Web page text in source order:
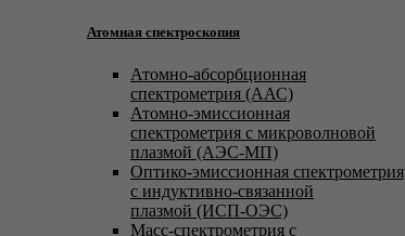
Атомная спектроскопия
Атомно-абсорбционная
спектрометрия (ААС)
Атомно-эмиссионная
спектрометрия с микроволновой
плазмой (АЭС-МП)
Оптико-эмиссионная спектрометрия
с индуктивно-связанной
плазмой (ИСП-ОЭС)
Масс-спектрометрия с